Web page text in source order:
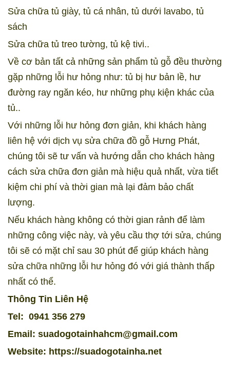
Sửa chữa tủ giày, tủ cá nhân, tủ dưới lavabo, tủ
sách
Sửa chữa tủ treo tường, tủ kệ tivi..
Về cơ bản tất cả những sản phẩm tủ gỗ đều thường
gặp những lỗi hư hỏng như: tủ bị hư bản lề, hư
đường ray ngăn kéo, hư những phụ kiện khác của
tủ..
Với những lỗi hư hỏng đơn giản, khi khách hàng
liên hệ với dịch vụ sửa chữa đồ gỗ Hưng Phát,
chúng tôi sẽ tư vấn và hướng dẫn cho khách hàng
cách sửa chữa đơn giản mà hiệu quả nhất, vừa tiết
kiệm chi phí và thời gian mà lại đảm bảo chất
lượng.
Nếu khách hàng không có thời gian rảnh để làm
những công việc này, và yêu cầu thợ tới sửa, chúng
tôi sẽ có mặt chỉ sau 30 phút để giúp khách hàng
sửa chữa những lỗi hư hỏng đó với giá thành thấp
nhất có thể.
Thông Tin Liên Hệ
Tel: 0941 356 279
Email: suadogotainhahcm@gmail.com
Website: https://suadogotainha.net